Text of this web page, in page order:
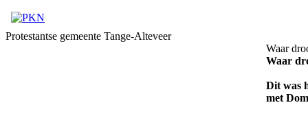
Protestantse gemeente Tange-Alteveer
Waar
Waar
Dit was
met